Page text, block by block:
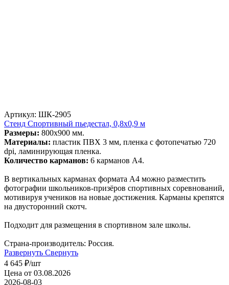
Артикул: ШК-2905
Стенд Спортивный пьедестал, 0,8х0,9 м
Размеры: 800х900 мм.
Материалы: пластик ПВХ 3 мм, пленка с фотопечатью 720
dpi, ламинирующая пленка.
Количество карманов: 6 карманов А4.
В вертикальных карманах формата А4 можно разместить
фотографии школьников-призёров спортивных соревнований,
мотивируя учеников на новые достижения. Карманы крепятся
на двусторонний скотч.
Подходит для размещения в спортивном зале школы.
Страна-производитель: Россия.
Развернуть Свернуть
4 645 ₽/шт
Цена от 03.08.2026
2026-08-03